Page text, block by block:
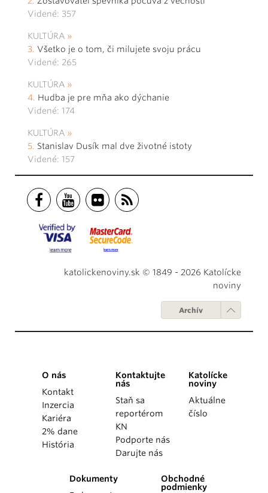
Videné: 357
KULTÚRA
Všetko je o tom, či milujete svoju prácu
Videné: 265
KULTÚRA
Hudba je pre mňa ako dýchanie
Videné: 174
KULTÚRA
Stanislav Dusík mal dve životné istoty
Videné: 157
katolickenoviny.sk © 1849 - 2026 Katolícke
noviny
Archív
O nás
Kontakt
Inzercia
Kariéra
2% dane
História
Kontaktujte
nás
Staň sa
reportérom
KN
Podporte nás
Darujte nás
Katolícke
noviny
Aktuálne
číslo
Dokumenty
Obchodné
podmienky